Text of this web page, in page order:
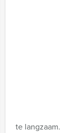
te langzaam.